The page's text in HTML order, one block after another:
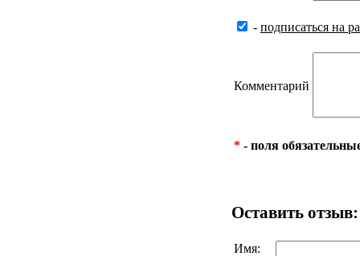
- подписаться на
Комментарий
* - поля
Оставить отзыв:
Имя: